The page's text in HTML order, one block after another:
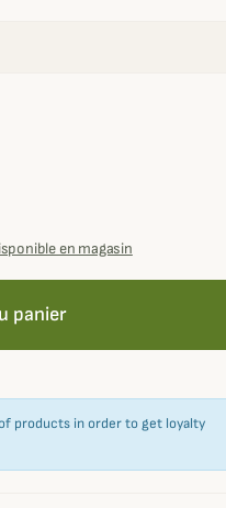
en magasin
panier
products in order to get loyalty